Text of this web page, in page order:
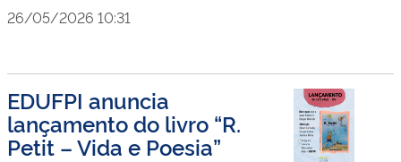
26/05/2026 10:31
EDUFPI anuncia
lançamento do livro “R.
Petit – Vida e Poesia”